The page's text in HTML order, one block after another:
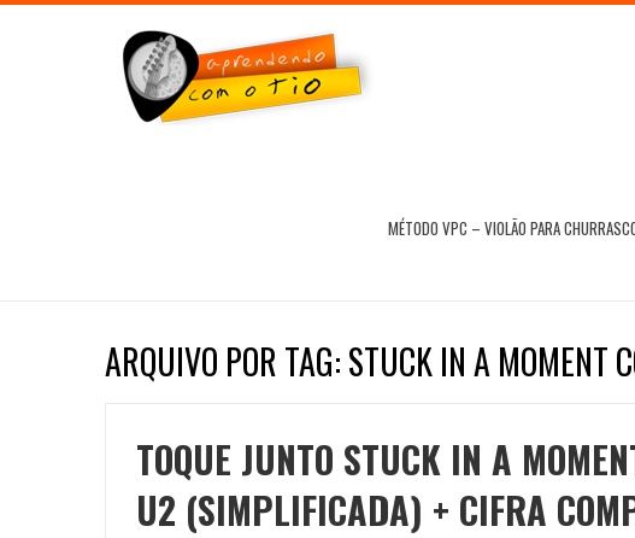
MÉTODO VPC – VIOLÃO PARA
ARQUIVO POR TAG: STUCK IN A MOMENT
TOQUE JUNTO STUCK IN A
U2 (SIMPLIFICADA) + CIFRA